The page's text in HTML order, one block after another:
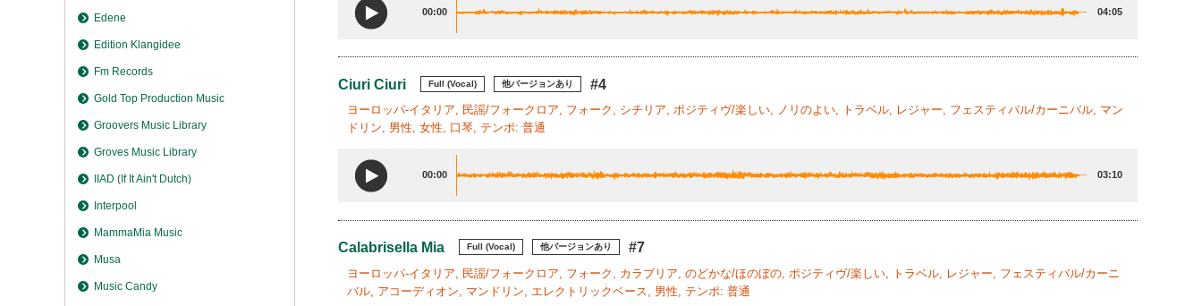
00:00 04:05
Ciuri Ciuri Full (Vocal) 他バージョンあり #4
ヨーロッパ-イタリア, 民謡/フォークロア, フォーク, シチリア, ポジティヴ/楽しい, ノリのよい, トラベル, レジャー, フェスティバル/カーニバル, マン
ドリン, 男性, 女性, 口琴, テンポ: 普通
00:00 03:10
Calabrisella Mia Full (Vocal) 他バージョンあり #7
ヨーロッパ-イタリア, 民謡/フォークロア, フォーク, カラブリア, のどかな/ほのぼの, ポジティヴ/楽しい, トラベル, レジャー, フェスティバル/カーニ
バル, アコーディオン, マンドリン, エレクトリックベース, 男性, テンポ: 普通
Edene
Edition Klangidee
Fm Records
Gold Top Production Music
Groovers Music Library
Groves Music Library
IIAD (If It Ain't Dutch)
Interpool
MammaMia Music
Musa
Music Candy